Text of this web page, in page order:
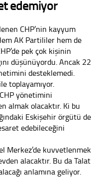
edemiyor
CHP’nin kayyum
AK Partililer hem de
pek çok kişinin
düşünüyordu. Ancak 22
desteklemedi.
toplayamıyor.
yönetimini
almak olacaktır. Ki bu
Eskişehir örgütü de
edebileceğini
Merkez’de kuvvetlenmek
alacaktır. Bu da Talat
anlamına geliyor.